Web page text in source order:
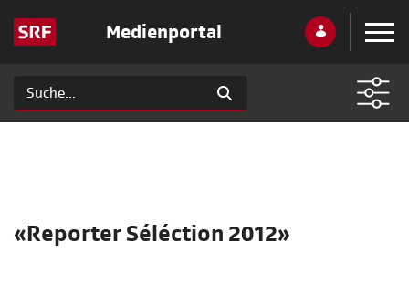
Medienportal
«Reporter Séléction 2012»